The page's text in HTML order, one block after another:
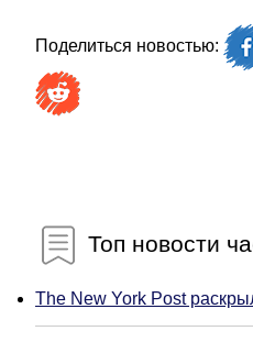
Поделиться новостью:
Топ новости
The New York Post